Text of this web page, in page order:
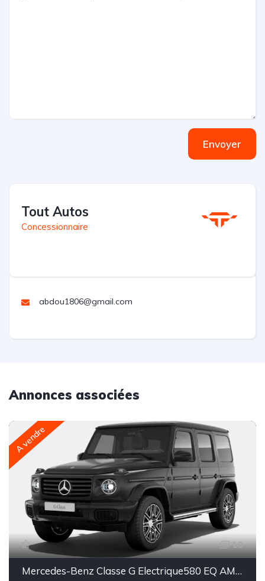
Envoyer
Tout Autos
Concessionnaire
abdou1806@gmail.com
Annonces associées
A vendre
10
Mercedes-Benz Classe G Electrique580 EQ AMG Line Superior